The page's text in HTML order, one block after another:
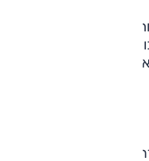
זו גם מהנה יחסית
ריסוק ואת מערכת
המכונית במצבי חירום